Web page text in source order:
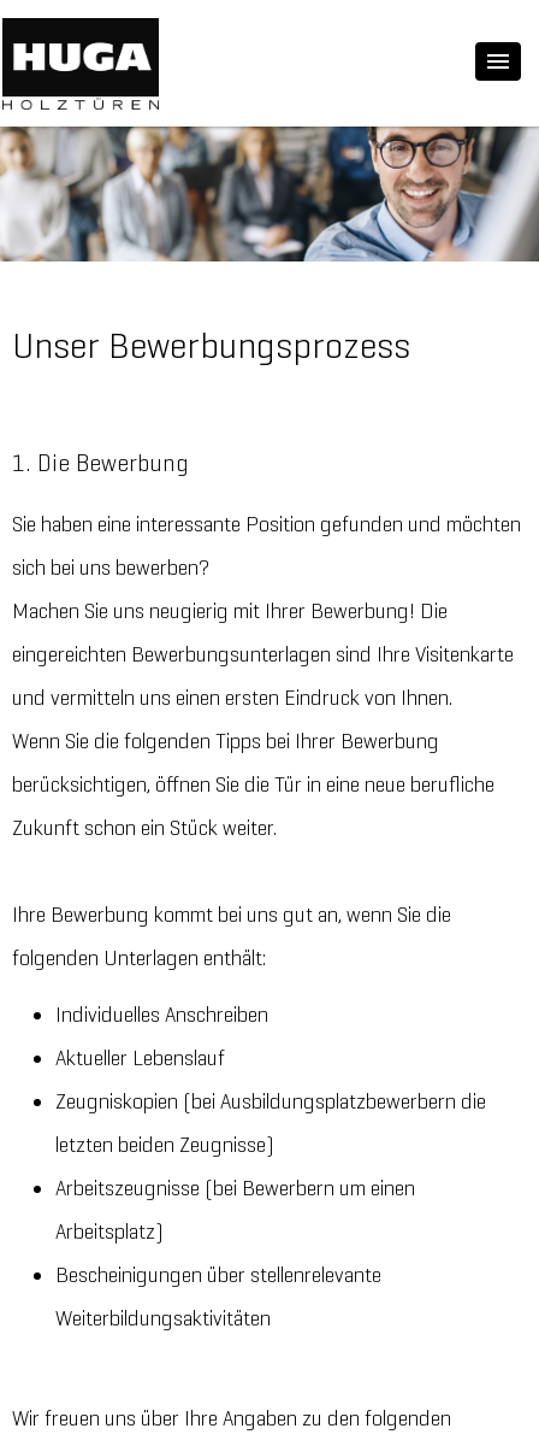
Unser Bewerbungsprozess
1. Die Bewerbung
Sie haben eine interessante Position gefunden und möchten
sich bei uns bewerben?
Machen Sie uns neugierig mit Ihrer Bewerbung! Die
eingereichten Bewerbungsunterlagen sind Ihre Visitenkarte
und vermitteln uns einen ersten Eindruck von Ihnen.
Wenn Sie die folgenden Tipps bei Ihrer Bewerbung
berücksichtigen, öffnen Sie die Tür in eine neue berufliche
Zukunft schon ein Stück weiter.
Ihre Bewerbung kommt bei uns gut an, wenn Sie die
folgenden Unterlagen enthält:
Individuelles Anschreiben
Aktueller Lebenslauf
Zeugniskopien (bei Ausbildungsplatzbewerbern die
letzten beiden Zeugnisse)
Arbeitszeugnisse (bei Bewerbern um einen
Arbeitsplatz)
Bescheinigungen über stellenrelevante
Weiterbildungsaktivitäten
Wir freuen uns über Ihre Angaben zu den folgenden